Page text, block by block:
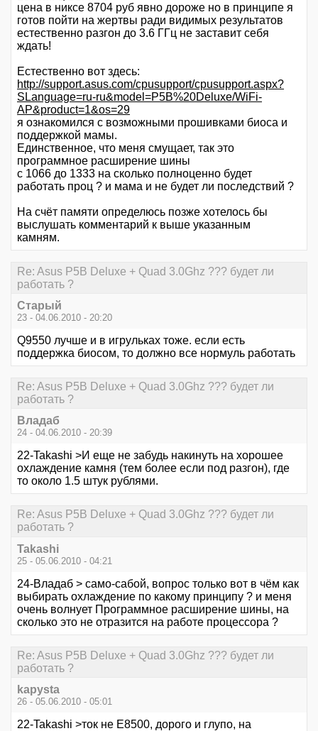
цена в никсе 8704 руб явно дороже но в принципе я
готов пойти на жертвы ради видимых результатов
естественно разгон до 3.6 ГГц не заставит себя
ждать!
Естественно вот здесь:
http://support.asus.com/cpusupport/cpusupport.aspx?
SLanguage=ru-ru&model=P5B%20Deluxe/WiFi-
AP&product=1&os=29
я ознакомился с возможными прошивками биоса и
поддержкой мамы.
Единственное, что меня смущает, так это
программное расширение шины
с 1066 до 1333 на сколько полноценно будет
работать проц ? и мама и не будет ли последствий ?
На счёт памяти определюсь позже хотелось бы
выслушать комментарий к выше указанным
камням.
Re: Asus P5B Deluxe + Quad 3.0Ghz ??? будет ли
работать ?
Старый
23 - 04.06.2010 - 20:20
Q9550 лучше и в игрульках тоже. если есть
поддержка биосом, то должно все нормуль работать
Re: Asus P5B Deluxe + Quad 3.0Ghz ??? будет ли
работать ?
Владаб
24 - 04.06.2010 - 20:39
22-Takashi >И еще не забудь накинуть на хорошее
охлаждение камня (тем более если под разгон), где
то около 1.5 штук рублями.
Re: Asus P5B Deluxe + Quad 3.0Ghz ??? будет ли
работать ?
Takashi
25 - 05.06.2010 - 04:21
24-Владаб > само-сабой, вопрос только вот в чём как
выбирать охлаждение по какому принципу ? и меня
очень волнует Программное расширение шины, на
сколько это не отразится на работе процессора ?
Re: Asus P5B Deluxe + Quad 3.0Ghz ??? будет ли
работать ?
kapysta
26 - 05.06.2010 - 05:01
22-Takashi >ток не Е8500, дорого и глупо, на